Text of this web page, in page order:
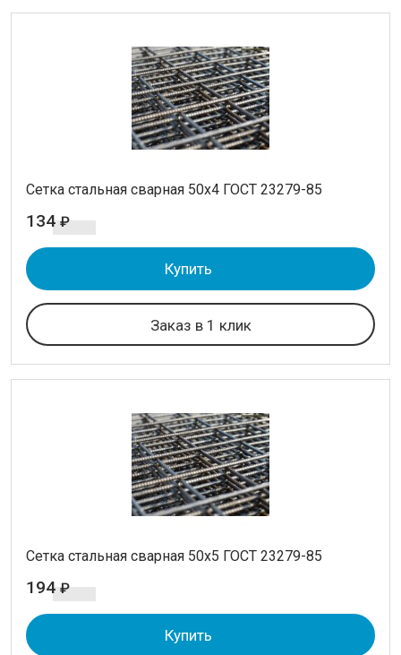
Сетка стальная сварная 50x4 ГОСТ 23279-85
134 ₽
Купить
Заказ в 1 клик
Сетка стальная сварная 50x5 ГОСТ 23279-85
194 ₽
Купить